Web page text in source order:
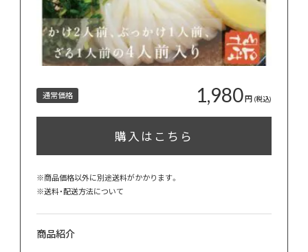
通常価格 1,980円 (税込)
購入はこちら
※商品価格以外に別途送料がかかります。
※送料・配送方法について
商品紹介